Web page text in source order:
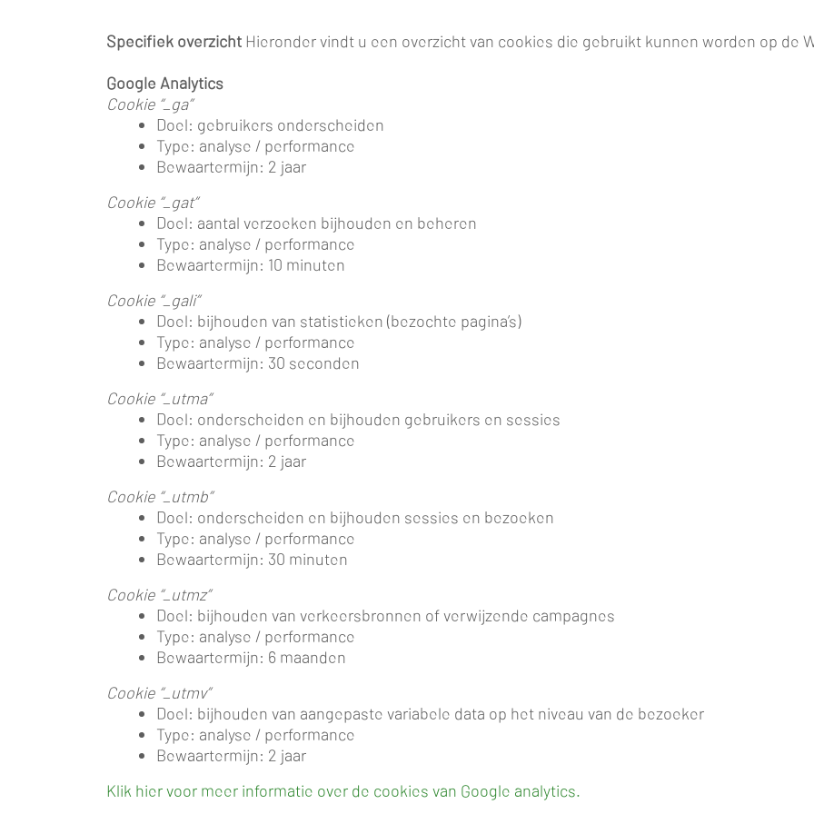
Specifiek overzicht Hieronder vindt u een overzicht van cookies die gebruikt kunnen worden op de
Google Analytics
Cookie “_ga”
Doel: gebruikers onderscheiden
Type: analyse / performance
Bewaartermijn: 2 jaar
Cookie “_gat”
Doel: aantal verzoeken bijhouden en beheren
Type: analyse / performance
Bewaartermijn: 10 minuten
Cookie “_gali”
Doel: bijhouden van statistieken (bezochte pagina’s)
Type: analyse / performance
Bewaartermijn: 30 seconden
Cookie “_utma”
Doel: onderscheiden en bijhouden gebruikers en sessies
Type: analyse / performance
Bewaartermijn: 2 jaar
Cookie “_utmb”
Doel: onderscheiden en bijhouden sessies en bezoeken
Type: analyse / performance
Bewaartermijn: 30 minuten
Cookie “_utmz”
Doel: bijhouden van verkeersbronnen of verwijzende campagnes
Type: analyse / performance
Bewaartermijn: 6 maanden
Cookie “_utmv”
Doel: bijhouden van aangepaste variabele data op het niveau van de bezoeker
Type: analyse / performance
Bewaartermijn: 2 jaar
Klik hier voor meer informatie over de cookies van Google analytics.